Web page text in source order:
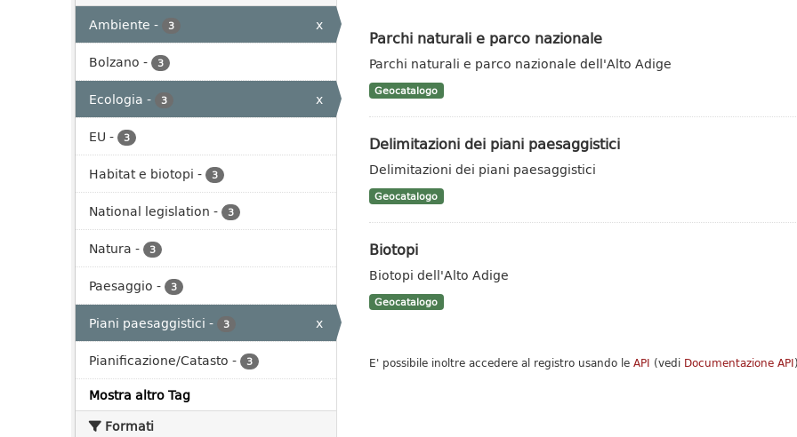
Ambiente - 3
x
Bolzano - 3
Ecologia - 3
x
EU - 3
Habitat e biotopi - 3
National legislation - 3
Natura - 3
Paesaggio - 3
Piani paesaggistici - 3
x
Pianificazione/Catasto - 3
Mostra altro Tag
Formati
Parchi naturali e parco nazionale
Parchi naturali e parco nazionale dell'Alto Adige
Geocatalogo
Delimitazioni dei piani paesaggistici
Delimitazioni dei piani paesaggistici
Geocatalogo
Biotopi
Biotopi dell'Alto Adige
Geocatalogo
E' possibile inoltre accedere al registro usando le API (vedi Documentazione API